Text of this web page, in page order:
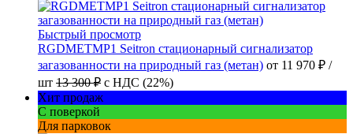
Быстрый просмотр
RGDMETMP1 Seitron стационарный сигнализатор
загазованности на природный газ (метан) от 11 970 ₽ /
шт 13 300 ₽ с НДС (22%)
Хит продаж
С поверкой
Для парковок